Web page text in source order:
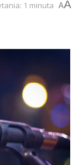
1 minuta
AA